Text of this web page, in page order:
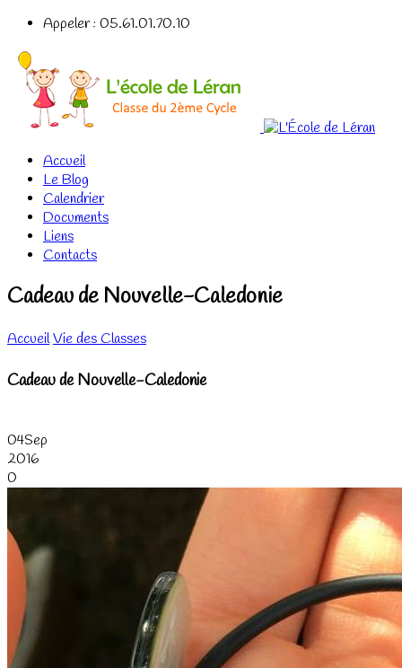
Appeler : 05.61.01.70.10
Accueil
Le Blog
Calendrier
Documents
Liens
Contacts
Cadeau de Nouvelle-Caledonie
AccueilVie des Classes
Cadeau de Nouvelle-Caledonie
04Sep
2016
0